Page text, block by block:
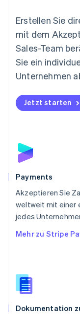
Erstellen Sie
mit dem
Sales-Team
Sie ein
Unternehmen
Jetzt starten
Payments
Akzeptieren Sie
weltweit mit einer
jedes
Mehr zu Stripe
Dokumentation
English
Niederlande
Nederlands
Norwegen
English
Österreich
Polen
English
Portugal
Schweden
Schweiz
Singapur
English简体中文
Slowakei
Slowenien
English
Spanien
Thailand